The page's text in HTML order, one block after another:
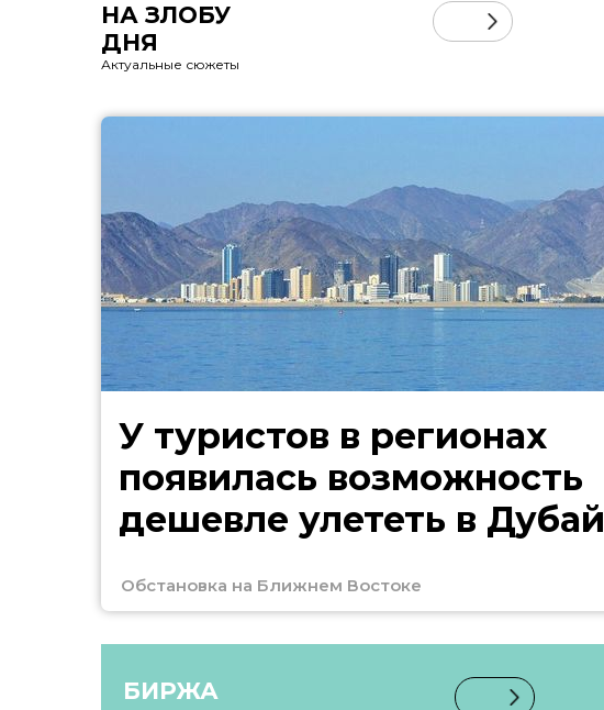
НА ЗЛОБУ
ДНЯ
Актуальные сюжеты
У туристов в регионах
появилась возможность
дешевле улететь в Дубай
Обстановка на Ближнем Востоке
БИРЖА